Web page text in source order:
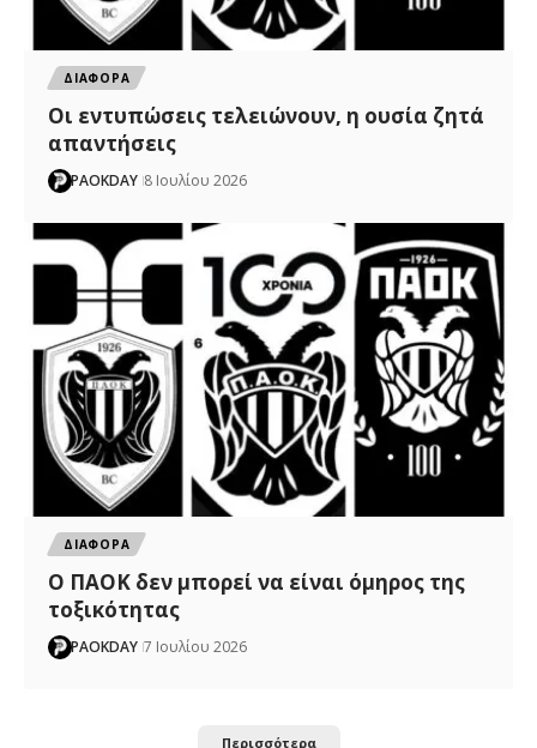
ΔΙΑΦΟΡΑ
Οι εντυπώσεις τελειώνουν, η ουσία ζητά
απαντήσεις
PAOKDAY 8 Ιουλίου 2026
ΔΙΑΦΟΡΑ
Ο ΠΑΟΚ δεν μπορεί να είναι όμηρος της
τοξικότητας
PAOKDAY 7 Ιουλίου 2026
Περισσότερα